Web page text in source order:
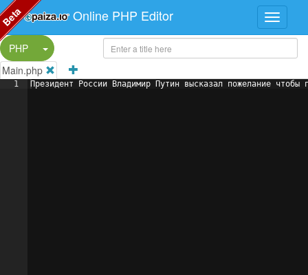
Online PHP Editor
PHP
Split Button!
Main.php
1 Президент России Владимир Путин высказал пожелание